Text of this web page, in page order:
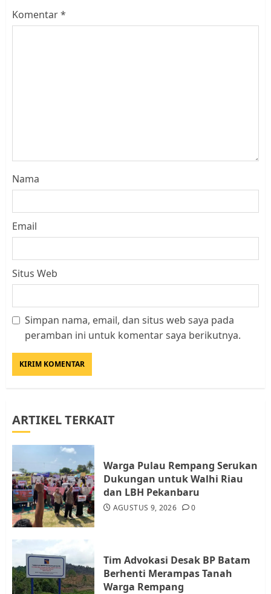
Komentar*
Nama
Email
Situs Web
Simpan nama, email, dan situs web saya pada
peramban ini untuk komentar saya berikutnya.
ARTIKEL TERKAIT
Warga Pulau Rempang Serukan
Dukungan untuk Walhi Riau
dan LBH Pekanbaru
AGUSTUS 9, 2026 0
Tim Advokasi Desak BP Batam
Berhenti Merampas Tanah
Warga Rempang
Kader Pajak jadi Penghubung
4
Datangi Pemko Batam, Warga
JULI 21, 2026 0
5
Resahkan Warga
JULI 17, 2026 0